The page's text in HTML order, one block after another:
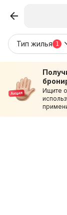
Тип жилья 1
Ищите